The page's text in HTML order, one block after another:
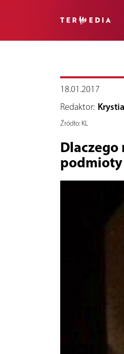
18.01.2017
Redaktor:
Źródło:KL
podmioty